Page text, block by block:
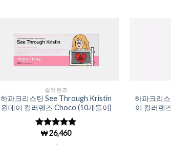
Add to
Wishlist
컬러렌즈
하파크리스틴 See Through Kristin
원데이 컬러렌즈 Choco (10개들이)
5 중에서
로 평
₩26,460
하파크리
이 컬러렌